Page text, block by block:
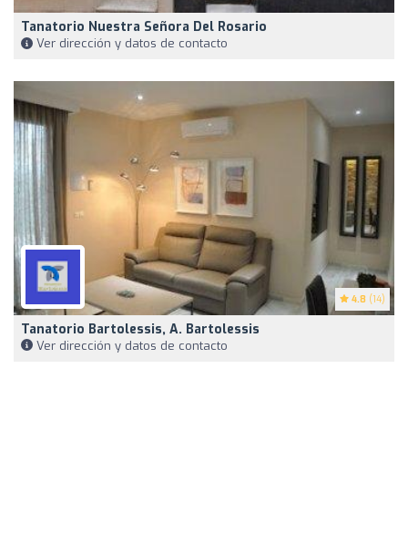
Tanatorio Nuestra Señora Del Rosario
Ver dirección y datos de contacto
4.8 (14)
Tanatorio Bartolessis, A. Bartolessis
Ver dirección y datos de contacto